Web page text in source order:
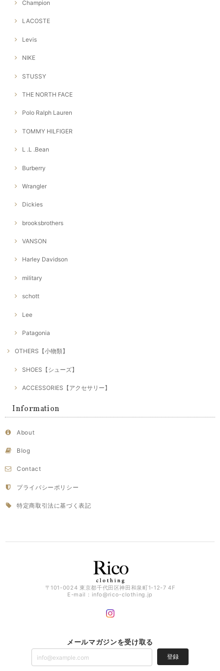
Champion
LACOSTE
Levis
NIKE
STUSSY
THE NORTH FACE
Polo Ralph Lauren
TOMMY HILFIGER
L .L .Bean
Burberry
Wrangler
Dickies
brooksbrothers
VANSON
Harley Davidson
military
schott
Lee
Patagonia
OTHERS【小物類】
SHOES【シューズ】
ACCESSORIES【アクセサリー】
Information
About
Blog
Contact
プライバシーポリシー
特定商取引法に基づく表記
〒101-0024 東京都千代田区神田和泉町1-12-7 4F
E-mail： info@rico-clothing.jp
メールマガジンを受け取る
登録